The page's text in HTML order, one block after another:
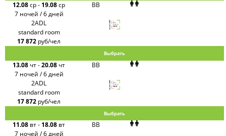
12.08ср- 19.08ср
7 ночей / 6 дней
BB
2ADL
standard room
17 872 руб/чел
Выбрать
13.08 чт-20.08 чт
7 ночей / 6 дней
BB
2ADL
standard room
17 872 руб/чел
Выбрать
11.08 вт- 18.08 вт
7 ночей / 6 дней
BB